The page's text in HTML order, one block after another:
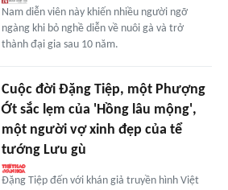
Nam diễn viên này khiến nhiều người ngỡ
ngàng khi bỏ nghề diễn về nuôi gà và trở
thành đại gia sau 10 năm.
Cuộc đời Đặng Tiệp, một Phượng
Ớt sắc lẹm của 'Hồng lâu mộng',
một người vợ xinh đẹp của tể
tướng Lưu gù
Đặng Tiệp đến với khán giả truyền hình Việt